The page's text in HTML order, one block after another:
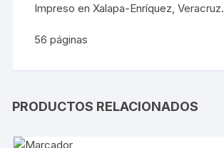
Impreso en Xalapa-Enríquez, Veracruz.
56 páginas
PRODUCTOS RELACIONADOS